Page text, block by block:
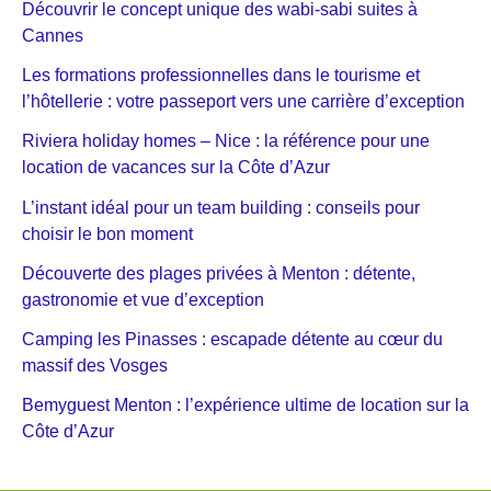
Découvrir le concept unique des wabi-sabi suites à
Cannes
Les formations professionnelles dans le tourisme et
l’hôtellerie : votre passeport vers une carrière d’exception
Riviera holiday homes – Nice : la référence pour une
location de vacances sur la Côte d’Azur
L’instant idéal pour un team building : conseils pour
choisir le bon moment
Découverte des plages privées à Menton : détente,
gastronomie et vue d’exception
Camping les Pinasses : escapade détente au cœur du
massif des Vosges
Bemyguest Menton : l’expérience ultime de location sur la
Côte d’Azur